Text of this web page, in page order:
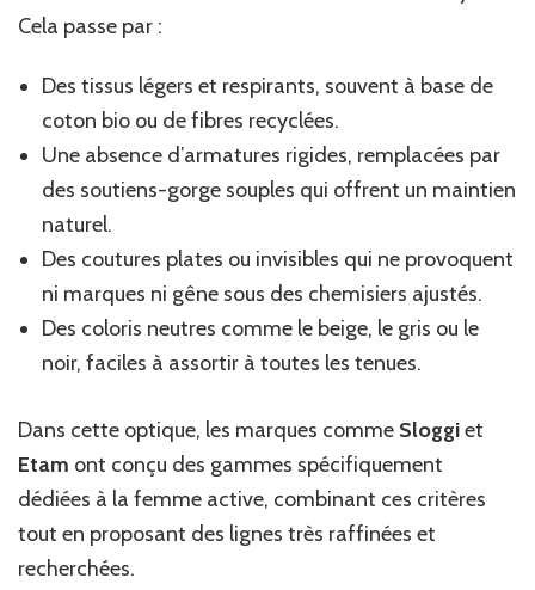
Cela passe par :
Des tissus légers et respirants, souvent à base de
coton bio ou de fibres recyclées.
Une absence d’armatures rigides, remplacées par
des soutiens-gorge souples qui offrent un maintien
naturel.
Des coutures plates ou invisibles qui ne provoquent
ni marques ni gêne sous des chemisiers ajustés.
Des coloris neutres comme le beige, le gris ou le
noir, faciles à assortir à toutes les tenues.
Dans cette optique, les marques comme Sloggiet
Etam ont conçu des gammes spécifiquement
dédiées à la femme active, combinant ces critères
tout en proposant des lignes très raffinées et
recherchées.